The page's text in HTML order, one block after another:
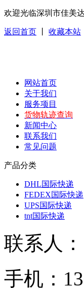
欢迎光临深圳市佳美
返回首页 收藏本站
网站首页
关于我们
服务项目
货物轨迹查询
新闻中心
联系我们
常见问题
产品分类
DHL国际快递
FEDEX国际快递
UPS国际快递
tnt国际快递
联系人
手机：